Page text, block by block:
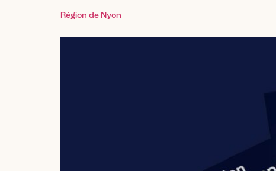
Région de Nyon